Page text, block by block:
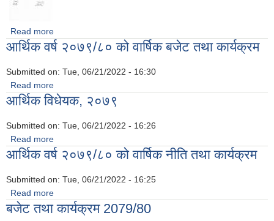
Read more
आर्थिक वर्ष २०७९/८० को वार्षिक बजेट तथा कार्यक्रम
Submitted on: Tue, 06/21/2022 - 16:30
Read more
आर्थिक विधेयक, २०७९
Submitted on: Tue, 06/21/2022 - 16:26
Read more
आर्थिक वर्ष २०७९/८० को वार्षिक नीति तथा कार्यक्रम
Submitted on: Tue, 06/21/2022 - 16:25
Read more
बजेट तथा कार्यक्रम 2079/80